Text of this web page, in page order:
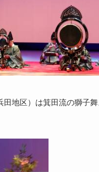
地区）は箕田流の獅子